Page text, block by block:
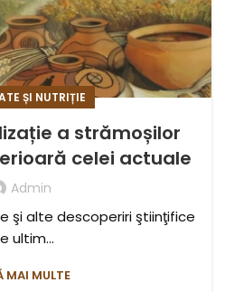
ȘI NUTRIȚIE
a strămoșilor
celei actuale
Admin
şi alte descoperiri ştiinţifice
ultim...
MAI MULTE